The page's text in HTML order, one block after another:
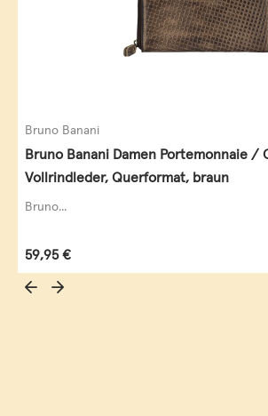
Bruno Banani
Bruno Banani Damen Portemonnaie /
Vollrindleder, Querformat, braun
Bruno...
Regulärer Preis:
59,95 €